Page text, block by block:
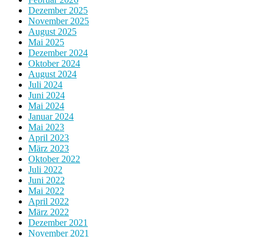
Dezember 2025
November 2025
August 2025
Mai 2025
Dezember 2024
Oktober 2024
August 2024
Juli 2024
Juni 2024
Mai 2024
Januar 2024
Mai 2023
April 2023
März 2023
Oktober 2022
Juli 2022
Juni 2022
Mai 2022
April 2022
März 2022
Dezember 2021
November 2021